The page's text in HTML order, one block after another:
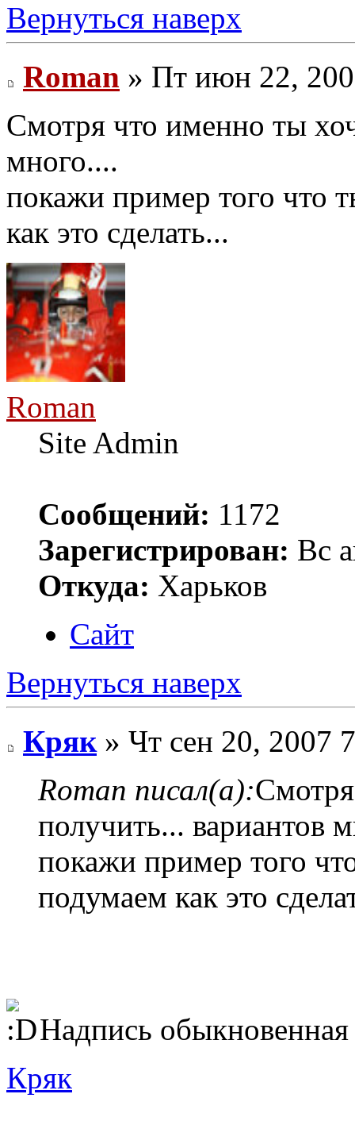
Вернуться наверх
Roman » Пт июн 22,
Смотря что именно ты
много....
покажи пример того что
как это сделать...
Roman
Site Admin
Сообщений: 1172
Зарегистрирован: Вс
Откуда: Харьков
Сайт
Вернуться наверх
Кряк» Чт сен 20, 2007
Roman писал(а):
получить... вариантов
покажи пример того
подумаем как это
Надпись обыкновенная
Кряк